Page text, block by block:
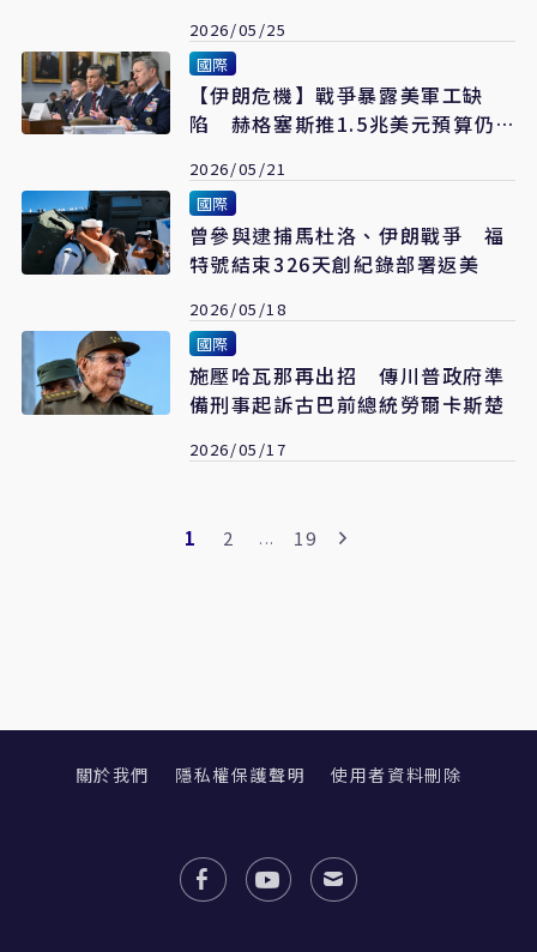
2026/05/25
國際
【伊朗危機】戰爭暴露美軍工缺
陷 赫格塞斯推1.5兆美元預算仍
2026/05/21
國際
曾參與逮捕馬杜洛、伊朗戰爭 福
特號結束326天創紀錄部署返美
2026/05/18
國際
施壓哈瓦那再出招 傳川普政府準
備刑事起訴古巴前總統勞爾卡斯楚
2026/05/17
1 2 ... 19
關於我們 隱私權保護聲明 使用者資料刪除